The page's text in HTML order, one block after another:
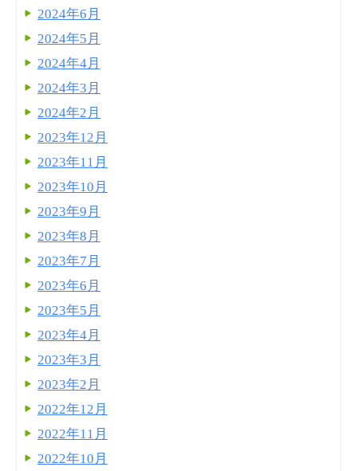
2024年6月
2024年5月
2024年4月
2024年3月
2024年2月
2023年12月
2023年11月
2023年10月
2023年9月
2023年8月
2023年7月
2023年6月
2023年5月
2023年4月
2023年3月
2023年2月
2022年12月
2022年11月
2022年10月